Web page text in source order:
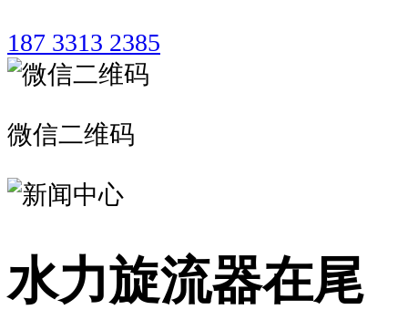
187 3313 2385
微信二维码
水力旋流器在尾